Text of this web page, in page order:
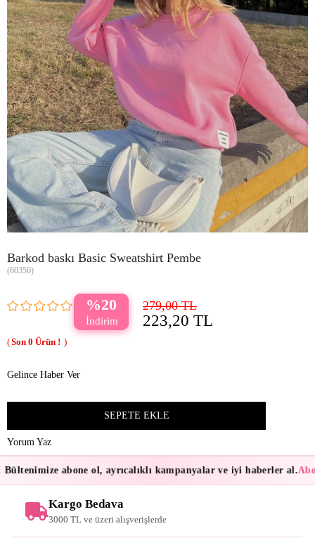
Barkod baskı Basic Sweatshirt Pembe
(60350)
20 279,00 TL
223,20 TL
0
Gelince Haber Ver
Yorum Yaz
abone ol, ayrıcalıklı kampanyalar ve iyi haberler al.
Kargo Bedava
3000 TL ve üzeri alışverişlerde